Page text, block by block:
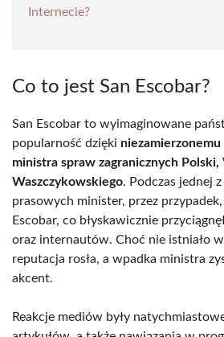
Internecie?
Co to jest San Escobar?
San Escobar to wyimaginowane
popularność dzięki
ministra spraw zagranicznych
Waszczykowskiego. Podczas jednej
prasowych minister, przez przypadek,
Escobar, co błyskawicznie
oraz internautów. Choć nie istniało
reputacja rosła, a wpadka ministra
akcent.
Reakcje mediów były